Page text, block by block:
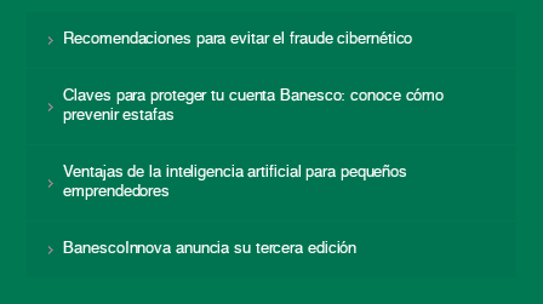
Recomendaciones para evitar el fraude cibernético
Claves para proteger tu cuenta Banesco: conoce cómo
prevenir estafas
Ventajas de la inteligencia artificial para pequeños
emprendedores
BanescoInnova anuncia su tercera edición